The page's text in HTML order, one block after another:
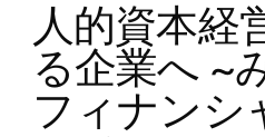
人的資本経
る企業へ ~
フィナンシ